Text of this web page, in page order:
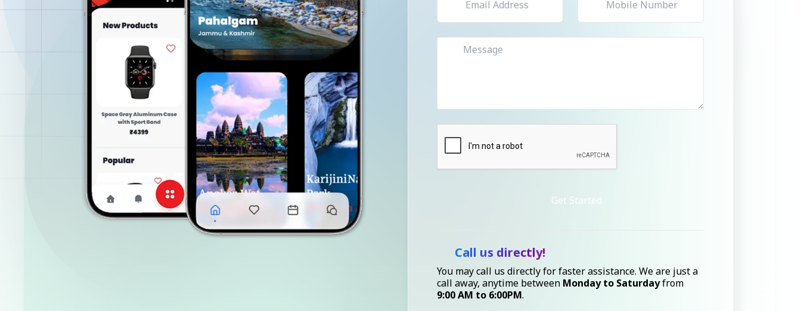
Get Started
Call us directly!
You may call us directly for faster assistance. We are just a
call away, anytime between Monday to Saturdayfrom
9:00 AM to 6:00PM.